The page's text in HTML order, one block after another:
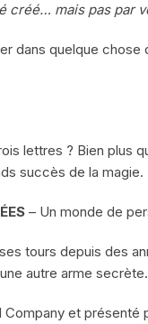
créé… mais pas par
dans quelque
lettres ? Bien plus
succès de la magie.
– Un monde de
tours depuis des
autre arme secrète.
et